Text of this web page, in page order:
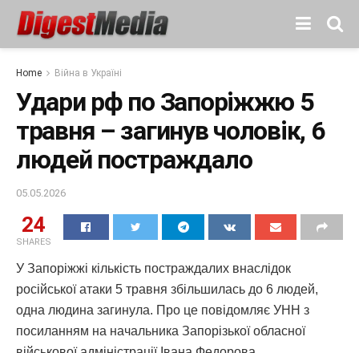
Home Війна в Україні
Удари рф по Запоріжжю 5
травня – загинув чоловік, 6
людей постраждало
05.05.2026
24
SHARES
У Запоріжжі кількість постраждалих внаслідок
російської атаки 5 травня збільшилась до 6 людей,
одна людина загинула. Про це повідомляє УНН з
посиланням на начальника Запорізької обласної